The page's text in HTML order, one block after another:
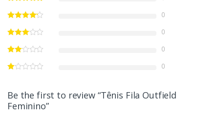
0
0
0
0
Be the first to review “Tênis Fila Outfield
Feminino”